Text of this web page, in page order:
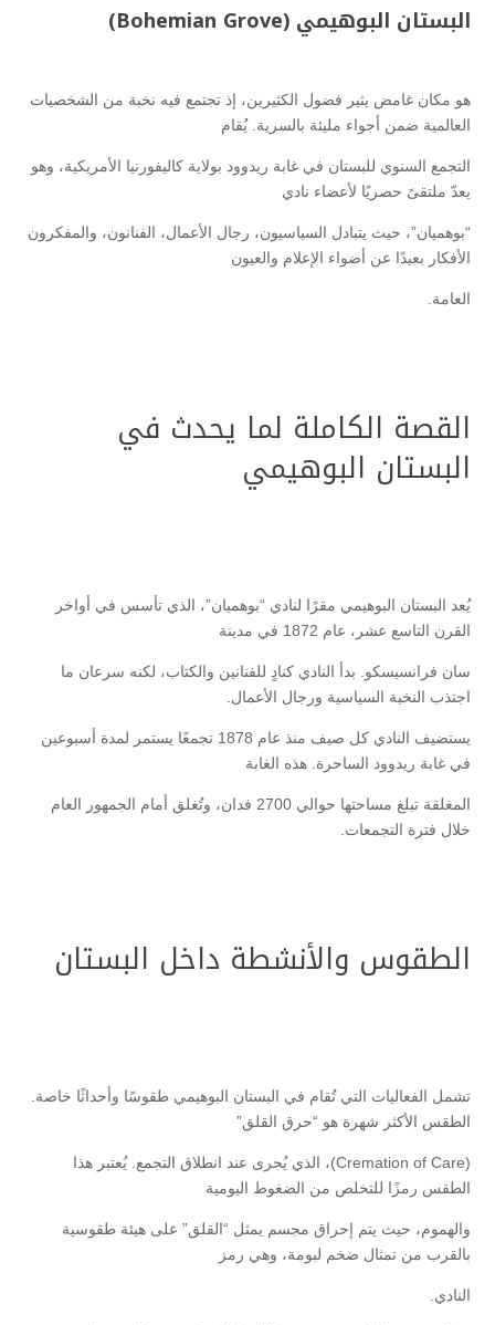
البستان البوهيمي (Bohemian Grove)
هو مكان غامض يثير فضول الكثيرين، إذ تجتمع فيه نخبة من الشخصيات
العالمية ضمن أجواء مليئة بالسرية. يُقام
التجمع السنوي للبستان في غابة ريدوود بولاية كاليفورنيا الأمريكية، وهو
يعدّ ملتقىً حصريًا لأعضاء نادي
“بوهميان”، حيث يتبادل السياسيون، رجال الأعمال، الفنانون، والمفكرون
الأفكار بعيدًا عن أضواء الإعلام والعيون
العامة.
القصة الكاملة لما يحدث في
البستان البوهيمي
يُعد البستان البوهيمي مقرًا لنادي “بوهميان”، الذي تأسس في أواخر
القرن التاسع عشر، عام 1872 في مدينة
سان فرانسيسكو. بدأ النادي كنادٍ للفنانين والكتاب، لكنه سرعان ما
اجتذب النخبة السياسية ورجال الأعمال.
يستضيف النادي كل صيف منذ عام 1878 تجمعًا يستمر لمدة أسبوعين
في غابة ريدوود الساحرة. هذه الغابة
المغلقة تبلغ مساحتها حوالي 2700 فدان، وتُغلق أمام الجمهور العام
خلال فترة التجمعات.
الطقوس والأنشطة داخل البستان
تشمل الفعاليات التي تُقام في البستان البوهيمي طقوسًا وأحداثًا خاصة.
الطقس الأكثر شهرة هو “حرق القلق”
(Cremation of Care)، الذي يُجرى عند انطلاق التجمع. يُعتبر هذا
الطقس رمزًا للتخلص من الضغوط اليومية
والهموم، حيث يتم إحراق مجسم يمثل “القلق” على هيئة طقوسية
بالقرب من تمثال ضخم لبومة، وهي رمز
النادي.